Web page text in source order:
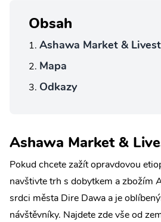
Obsah
Ashawa Market &
Mapa
Odkazy
Ashawa Market &
Pokud chcete zažít opravdovou
navštivte trh s dobytkem a zbožím
srdci města Dire Dawa a je
návštěvníky. Najdete zde vše od